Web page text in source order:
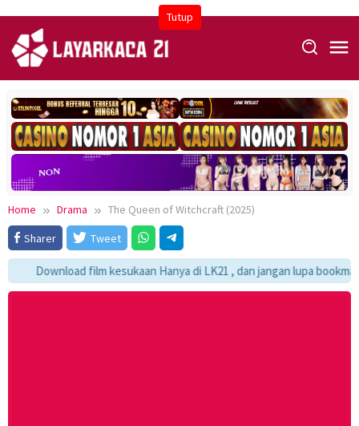
Tutup
content
Home Drama
The Queen of Witchcraft (2025)
Sharer
Tweet
Download film kesukaan Hanya di LK21 , dan jangan lupa bookmark